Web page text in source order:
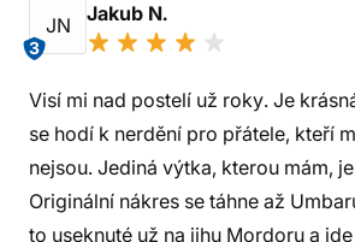
JN
3
Jakub N.
Visí mi nad postelí už roky. Je
se hodí k nerdění pro přátele, kteří
nejsou. Jediná výtka, kterou mám,
Originální nákres se táhne až
to useknuté už na jihu Mordoru a